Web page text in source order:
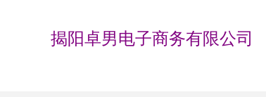
揭阳卓男电子商务有限公司